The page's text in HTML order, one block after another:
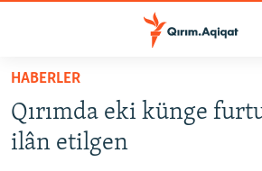
Esas
qaytmaq
Baş
navigatsiyağa
HABERLER
SİYASET
İQTİSADİYAT
HABERLER
Qırımda eki künge
ilân etilgen